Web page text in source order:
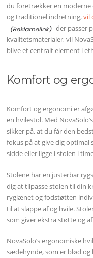
du foretrækker en moderne
og traditionel indretning,vil
der passer
kvalitetsmaterialer, vil
blive et centralt element i
Komfort og
Komfort og ergonomi er
en hvilestol. Med
sikker på, at du får den
fokus på at give dig optimal
sidde eller ligge i stolen i
Stolene har en justerbar
dig at tilpasse stolen til din
ryglænet og fodstøtten
til at slappe af og hvile.
som giver ekstra støtte og
NovaSolo’s ergonomiske
sædehynde, som er blød og